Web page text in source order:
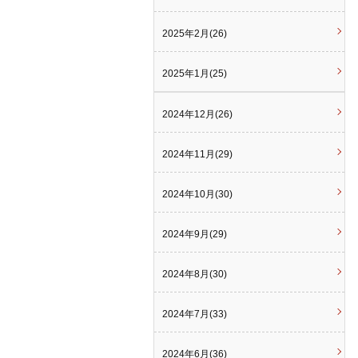
2025年2月(26)
2025年1月(25)
2024年12月(26)
2024年11月(29)
2024年10月(30)
2024年9月(29)
2024年8月(30)
2024年7月(33)
2024年6月(36)